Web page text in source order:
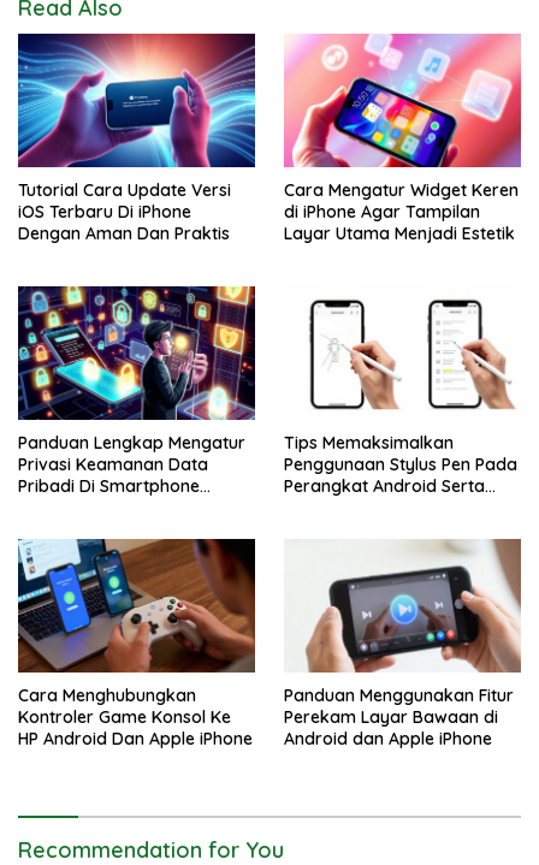
Read Also
Tutorial Cara Update Versi
iOS Terbaru Di iPhone
Dengan Aman Dan Praktis
Cara Mengatur Widget Keren
di iPhone Agar Tampilan
Layar Utama Menjadi Estetik
Panduan Lengkap Mengatur
Privasi Keamanan Data
Pribadi Di Smartphone
Tips Memaksimalkan
Penggunaan Stylus Pen Pada
Perangkat Android Serta
Cara Menghubungkan
Kontroler Game Konsol Ke
HP Android Dan Apple iPhone
Panduan Menggunakan Fitur
Perekam Layar Bawaan di
Android dan Apple iPhone
Recommendation for You